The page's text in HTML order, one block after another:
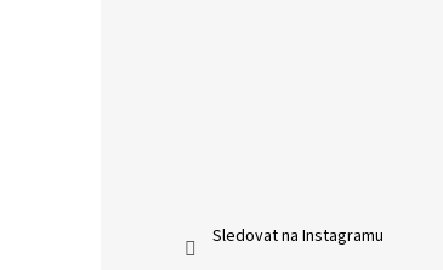
Sledovat na Instagramu